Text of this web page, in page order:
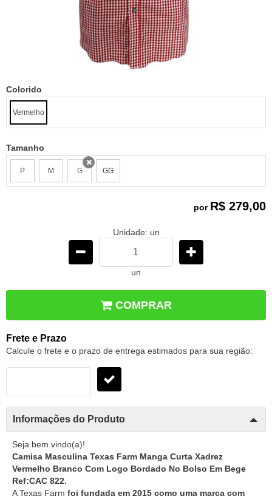
Colorido
Vermelho
Tamanho
P M G GG
por R$ 279,00
Unidade: un
un
COMPRAR
Frete e Prazo
Calcule o frete e o prazo de entrega estimados para sua região:
Informações do Produto
Seja bem vindo(a)!
Camisa Masculina Texas Farm Manga Curta Xadrez
Vermelho Branco Com Logo Bordado No Bolso Em Bege
Ref:CAC 822.
A Texas Farm foi fundada em 2015 como uma marca com